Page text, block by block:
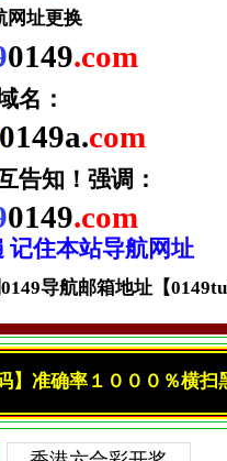
网址更换
0149.com
名：
0149a.com
告知！ 强调：
0149.com
记住本站导航网址
导航邮箱地址【
准确率１０００％横扫